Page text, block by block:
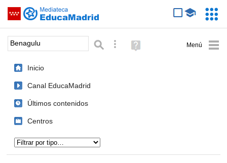
Saltar navegación
Palabra o frase: Búsqueda avanzada
Ayuda
(en
Inicio
Canal EducaMadrid
Últimos contenidos
Centros